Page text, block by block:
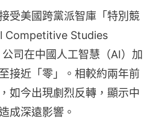
受美國跨黨派智庫「特別競
Competitive Studies
司在中國人工智慧（AI）加
接近「零」。相較約兩年前
如今出現劇烈反轉，顯示中
成深遠影響。